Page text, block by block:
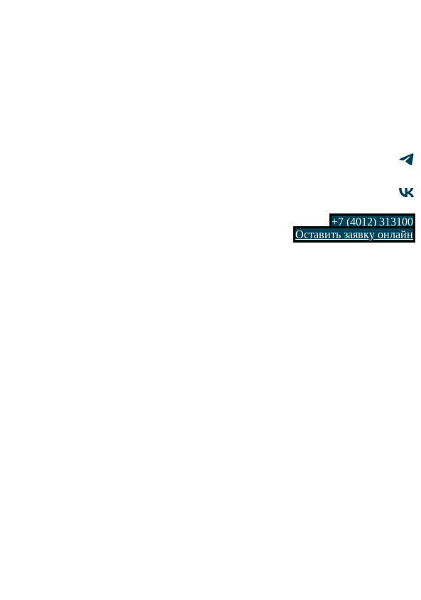
+7 (4012) 313100
Оставить заявку онлайн